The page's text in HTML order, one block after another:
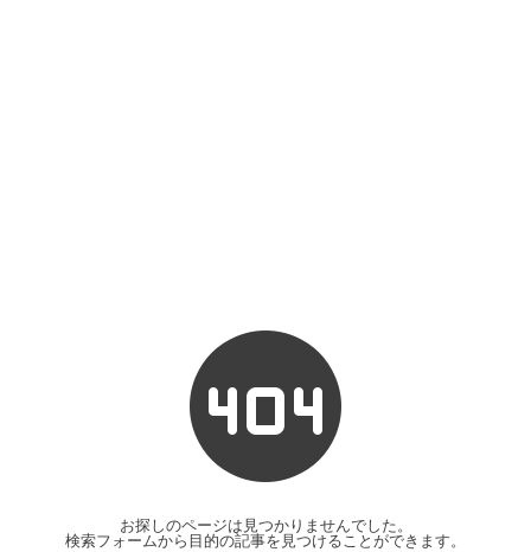
お探しのページは見つかりませんでした。
検索フォームから目的の記事を見つけることができます。